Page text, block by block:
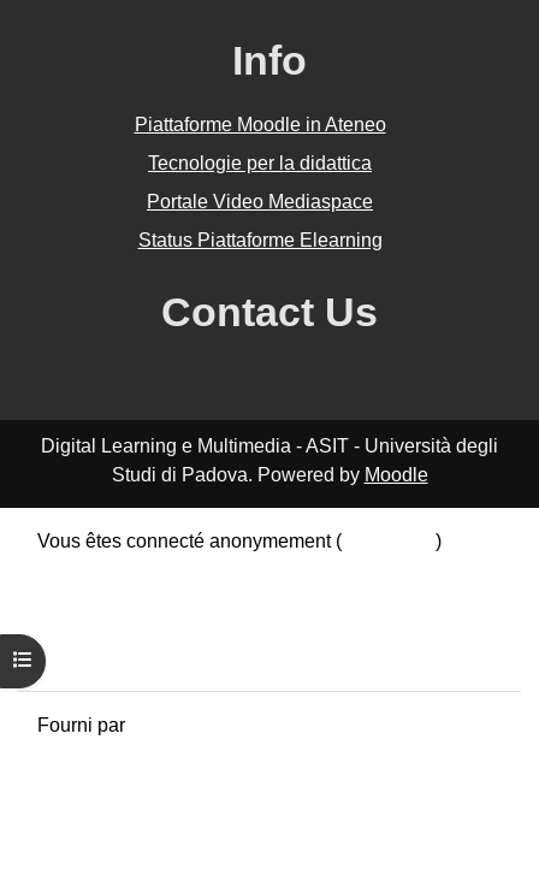
Ouvrir l’index du cours
Info
Piattaforme Moodle in Ateneo
Tecnologie per la didattica
Portale Video Mediaspace
Status Piattaforme Elearning
Contact Us
Digital Learning e Multimedia - ASIT - Università degli
Studi di Padova. Powered by Moodle
Vous êtes connecté anonymement (
)
Passer au thème standard
Fourni par